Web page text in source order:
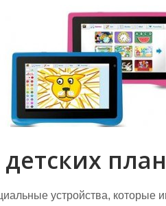
устройства, которые